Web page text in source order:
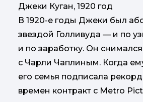
Джеки Куган, 1920 год
В 1920-е годы Джеки был
звездой Голливуда — и по
и по заработку. Он
с Чарли Чаплиным. Когда
его семья подписала
времен контракт с Metro